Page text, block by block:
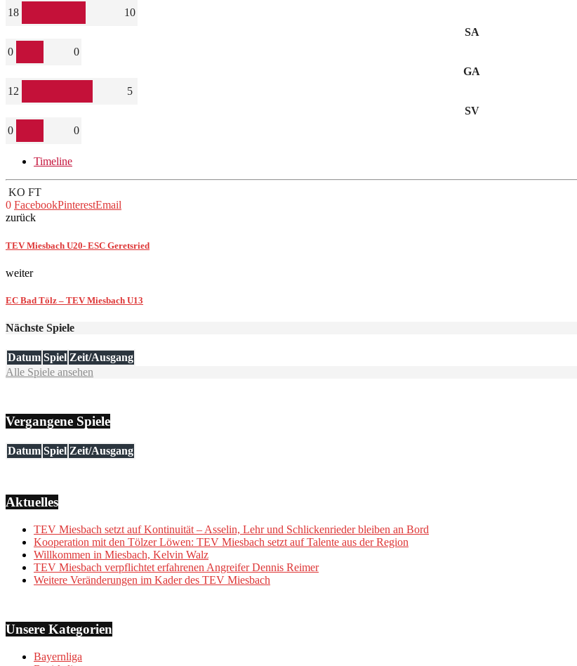
18
10
SA
0
0
GA
12
5
SV
0
0
Timeline
KO FT
0 FacebookPinterestEmail
zurück
TEV Miesbach U20- ESC Geretsried
weiter
EC Bad Tölz – TEV Miesbach U13
Nächste Spiele
Datum Spiel Zeit/Ausgang
Alle Spiele ansehen
Vergangene Spiele
Datum Spiel Zeit/Ausgang
Aktuelles
TEV Miesbach setzt auf Kontinuität – Asselin, Lehr und Schlickenrieder bleiben an Bord
Kooperation mit den Tölzer Löwen: TEV Miesbach setzt auf Talente aus der Region
Willkommen in Miesbach, Kelvin Walz
TEV Miesbach verpflichtet erfahrenen Angreifer Dennis Reimer
Weitere Veränderungen im Kader des TEV Miesbach
Unsere Kategorien
Bayernliga